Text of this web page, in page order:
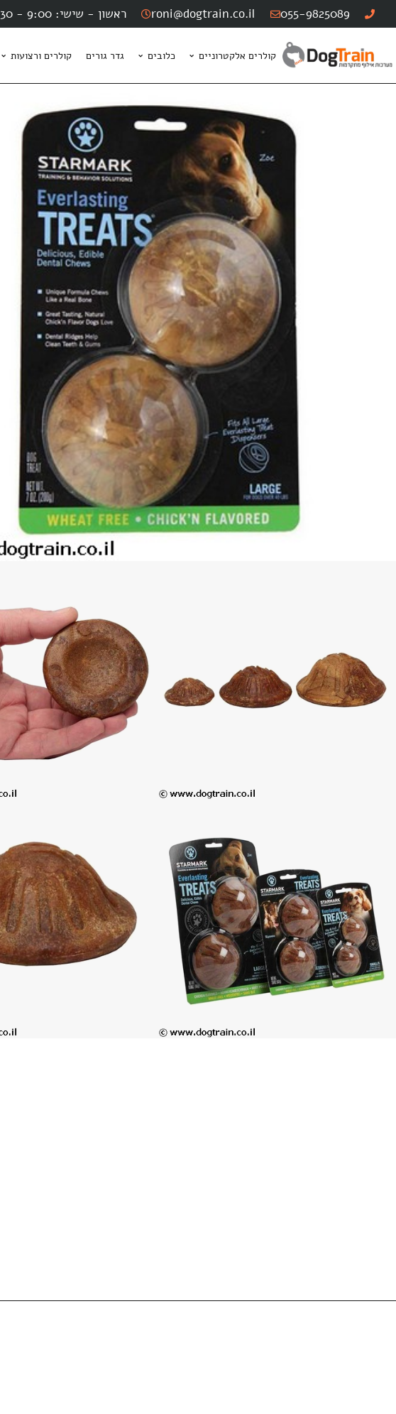
055-9825089
roni@dogtrain.co.il ראשון - שישי: 9:00 - 18:30
קולרים אלקטרוניים כלובים גדר גורים קולרים ורצועות